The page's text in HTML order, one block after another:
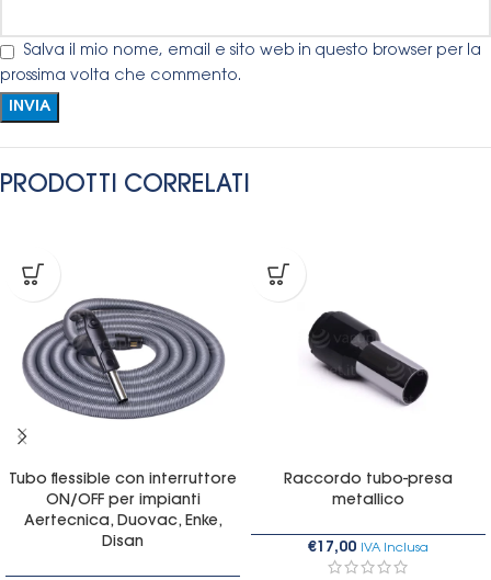
Salva il mio nome, email e sito web in questo browser per la
prossima volta che commento.
PRODOTTI CORRELATI
Tubo flessible con interruttore
ON/OFF per impianti
Aertecnica, Duovac, Enke,
Disan
Raccordo tubo-presa
metallico
€17,00 IVA Inclusa